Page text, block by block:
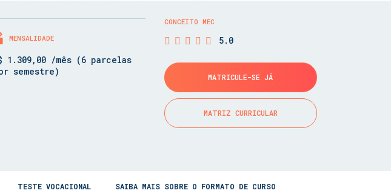
MENSALIDADE
1.309,00 /mês (6 parcelas
semestre)
CONCEITO MEC
5.0
MATRICULE-SE JÁ
MATRIZ CURRICULAR
TESTE VOCACIONAL SAIBA MAIS SOBRE O FORMATO DE CURSO